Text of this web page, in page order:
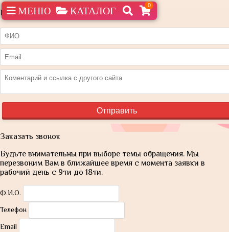
Нашли дешевле?
Заказать звонок
Будьте внимательны при выборе темы обращения. Мы
перезвоним Вам в ближайшее время с момента заявки в
рабочий день с 9ти до 18ти.
Ф.И.О.
Телефон
Email
МЕНЮ КАТАЛОГ 0